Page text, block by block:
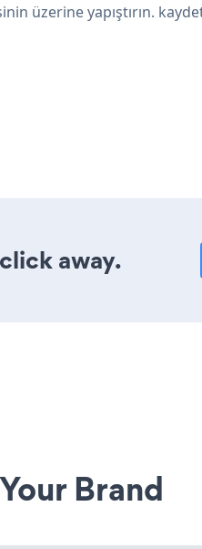
üzerine yapıştırın.
away.
Brand